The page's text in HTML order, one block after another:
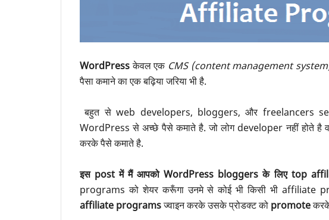
WordPressकेवल एक CMS (content management
पैसा कमाने का एक बढ़िया जरिया भी है.
बहुत से web developers, bloggers, और freelancers
WordPress से अच्छे पैसे कमाते है. जो लोग developer नहीं होते है
करके पैसे कमाते है.
इस post में मैं आपको WordPress bloggers के लिए top
programs को शेयर करूँगा उनमे से कोई भी किसी भी affiliate
affiliate programsज्वाइन करके उसके प्रोडक्ट को promote